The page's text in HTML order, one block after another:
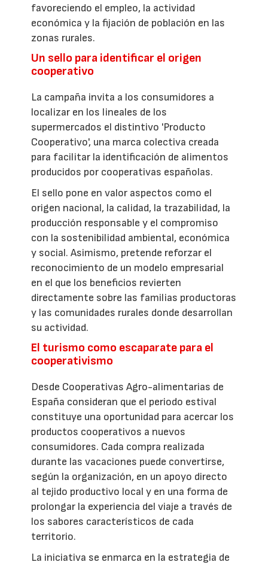
favoreciendo el empleo, la actividad
económica y la fijación de población en las
zonas rurales.
Un sello para identificar el origen
cooperativo
La campaña invita a los consumidores a
localizar en los lineales de los
supermercados el distintivo 'Producto
Cooperativo', una marca colectiva creada
para facilitar la identificación de alimentos
producidos por cooperativas españolas.
El sello pone en valor aspectos como el
origen nacional, la calidad, la trazabilidad, la
producción responsable y el compromiso
con la sostenibilidad ambiental, económica
y social. Asimismo, pretende reforzar el
reconocimiento de un modelo empresarial
en el que los beneficios revierten
directamente sobre las familias productoras
y las comunidades rurales donde desarrollan
su actividad.
El turismo como escaparate para el
cooperativismo
Desde Cooperativas Agro-alimentarias de
España consideran que el periodo estival
constituye una oportunidad para acercar los
productos cooperativos a nuevos
consumidores. Cada compra realizada
durante las vacaciones puede convertirse,
según la organización, en un apoyo directo
al tejido productivo local y en una forma de
prolongar la experiencia del viaje a través de
los sabores característicos de cada
territorio.
La iniciativa se enmarca en la estrategia de